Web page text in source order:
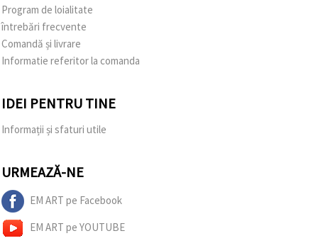
Program de loialitate
întrebări frecvente
Comandă și livrare
Informatie referitor la comanda
IDEI PENTRU TINE
Informații și sfaturi utile
URMEAZĂ-NE
EM ART pe Facebook
EM ART pe YOUTUBE